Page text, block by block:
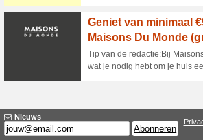
klanten
zakelijk account
Bespaar tot